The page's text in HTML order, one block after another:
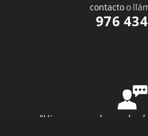
contactoo
976
"Hice una mudanza